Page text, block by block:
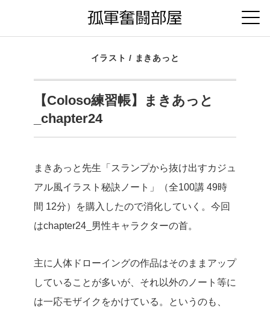
イラスト / まきあっと
【Coloso練習帳】まきあっと
_chapter24
まきあっと先生「スランプから抜け出すカジュ
アル風イラスト秘訣ノート」（全100講 49時
間 12分）を購入したので消化していく。今回
はchapter24_男性キャラクターの首。
主に人体ドローイングの作品はそのままアップ
していることが多いが、それ以外のノート等に
は一応モザイクをかけている。というのも、